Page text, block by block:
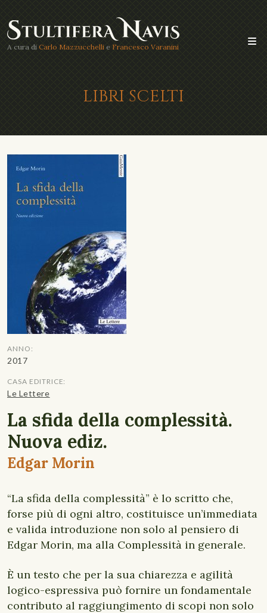
A cura di Carlo Mazzucchelli e Francesco Varanini
LIBRI SCELTI
ANNO:
2017
CASA EDITRICE:
Le Lettere
La sfida della complessità.
Nuova ediz.
Edgar Morin
“La sfida della complessità” è lo scritto che,
forse più di ogni altro, costituisce un’immediata
e valida introduzione non solo al pensiero di
Edgar Morin, ma alla Complessità in generale.
È un testo che per la sua chiarezza e agilità
logico-espressiva può fornire un fondamentale
contributo al raggiungimento di scopi non solo